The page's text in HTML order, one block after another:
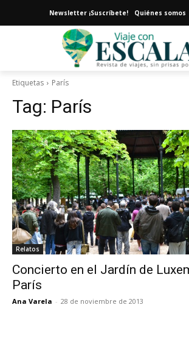
Newsletter ¡Suscríbete! Quiénes somos
Etiquetas París
Tag: París
Relatos
Concierto en el Jardín de
París
Ana Varela - 28 de noviembre de 2013